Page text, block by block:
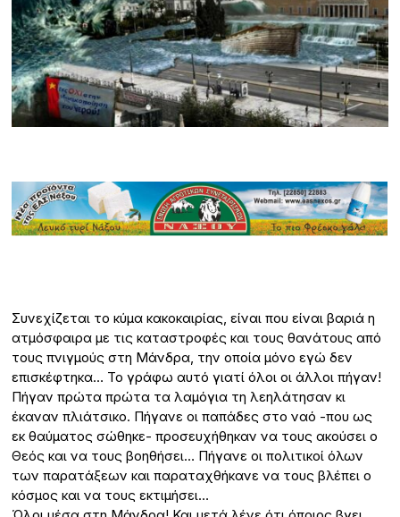
Συνεχίζεται το κύμα κακοκαιρίας, είναι που είναι βαριά η
ατμόσφαιρα με τις καταστροφές και τους θανάτους από
τους πνιγμούς στη Μάνδρα, την οποία μόνο εγώ δεν
επισκέφτηκα… Το γράφω αυτό γιατί όλοι οι άλλοι πήγαν!
Πήγαν πρώτα πρώτα τα λαμόγια τη λεηλάτησαν κι
έκαναν πλιάτσικο. Πήγανε οι παπάδες στο ναό -που ως
εκ θαύματος σώθηκε- προσευχήθηκαν να τους ακούσει ο
Θεός και να τους βοηθήσει… Πήγανε οι πολιτικοί όλων
των παρατάξεων και παραταχθήκανε να τους βλέπει ο
κόσμος και να τους εκτιμήσει…